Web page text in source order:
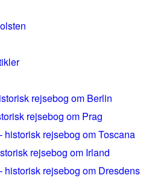
rejsebog om Berlin
rejsebog om Prag
historisk rejsebog om Toscana
rejsebog om Irland
historisk rejsebog om Dresdens